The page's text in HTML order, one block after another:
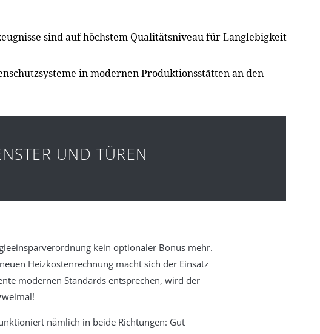
sind auf höchstem Qualitätsniveau für Langlebigkeit
in modernen Produktionsstätten an den